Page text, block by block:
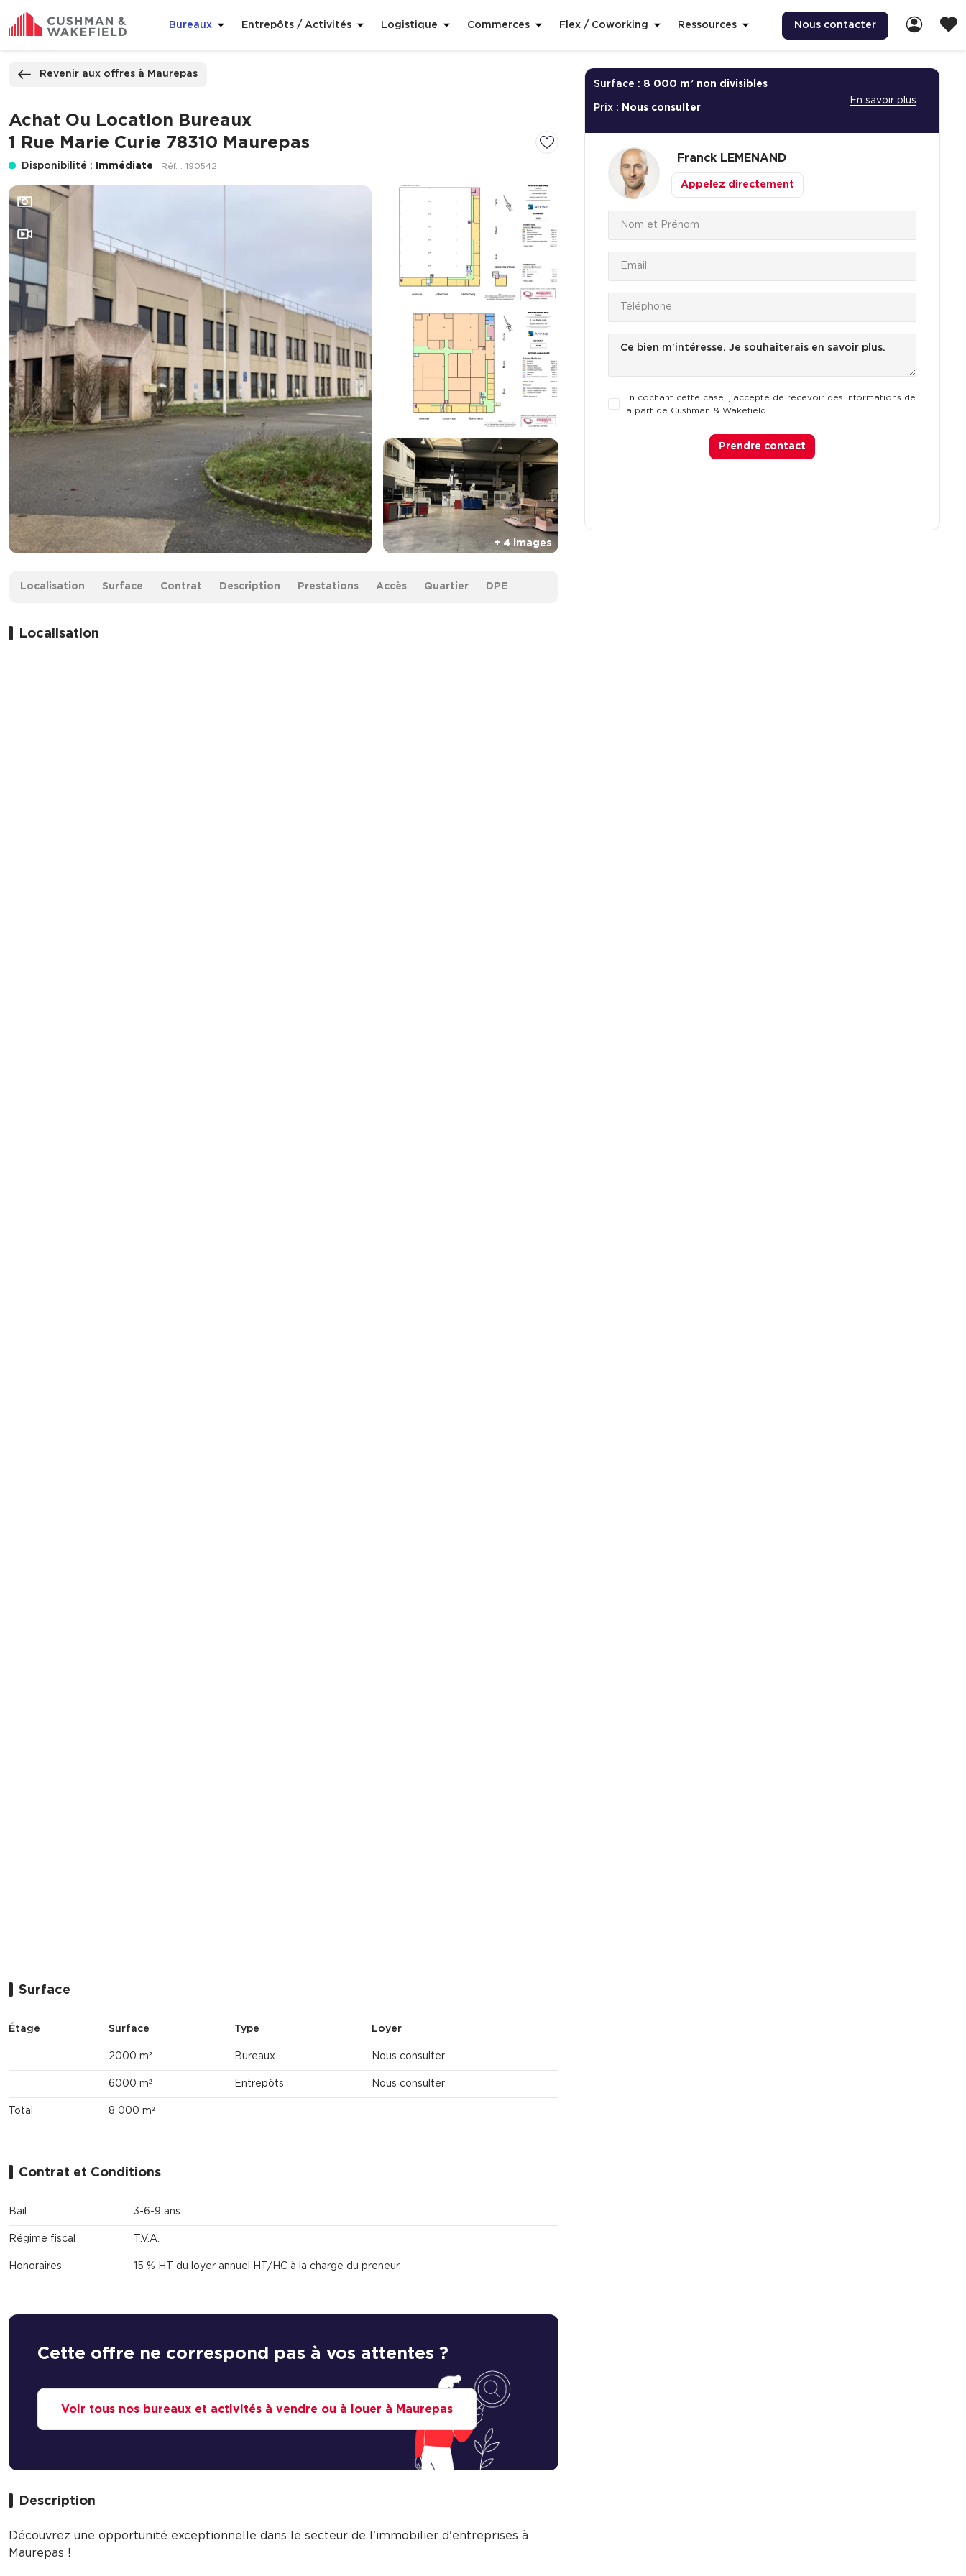
Bureaux Entrepôts / Activités Logistique Commerces Flex / Coworking Ressources Nous contacter
Revenir aux offres à Maurepas
Achat Ou Location Bureaux
1 Rue Marie Curie 78310 Maurepas
Disponibilité : Immédiate | Réf. : 190542
Localisation Surface Contrat Description Prestations Accès Quartier DPE
Localisation
Surface
Étage Surface Type Loyer
2000 m² Bureaux Nous consulter
6000 m² Entrepôts Nous consulter
Total 8 000 m²
Contrat et Conditions
Bail 3-6-9 ans
Régime fiscal T.V.A.
Honoraires 15 % HT du loyer annuel HT/HC à la charge du preneur.
Cette offre ne correspond pas à vos attentes ?
Voir tous nos bureaux et activités à vendre ou à louer à Maurepas
Description
Découvrez une opportunité exceptionnelle dans le secteur de l'immobilier d'entreprises à
Maurepas !
Surface : 8 000 m² non divisibles
Prix : Nous consulter
En savoir plus
Franck LEMENAND
Appelez directement
En cochant cette case, j'accepte de recevoir des informations de
la part de Cushman & Wakefield.
Prendre contact